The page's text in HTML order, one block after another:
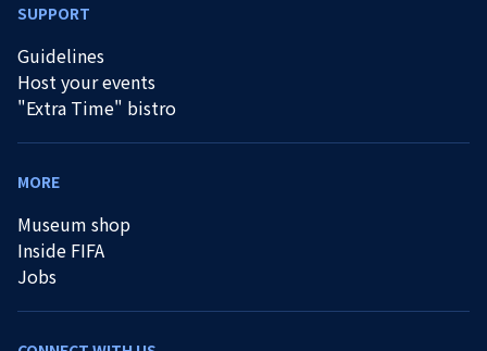
SUPPORT
Guidelines
Host your events
"Extra Time" bistro
MORE
Museum shop
Inside FIFA
Jobs